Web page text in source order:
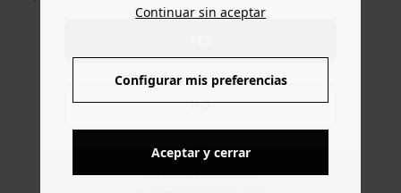
NO
ENTREGA GRATUITA
Continuar sin aceptar
Configurar mis preferencias
Aceptar y cerrar